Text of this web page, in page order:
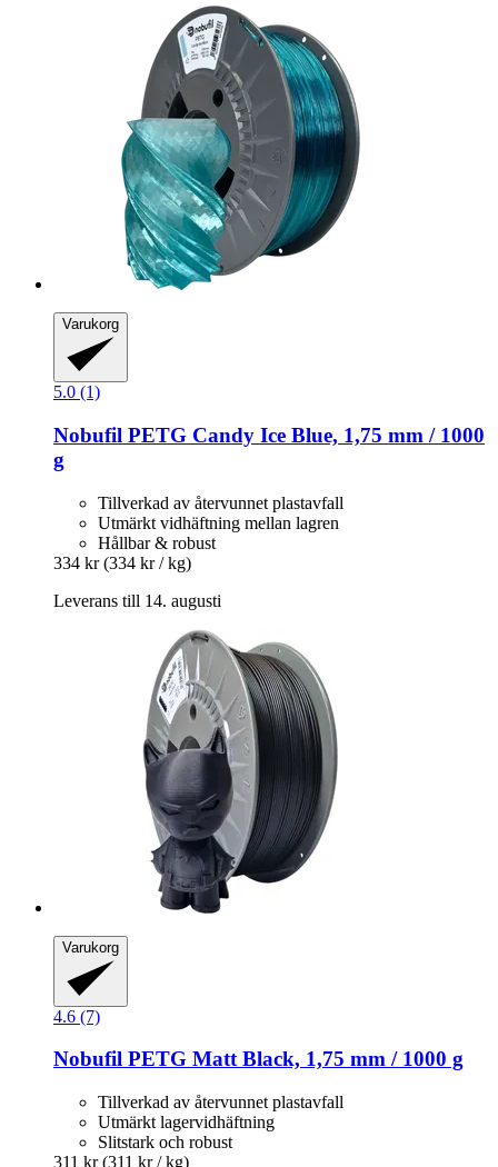
Varukorg
5.0 (1)
Nobufil PETG Candy Ice Blue, 1,75 mm / 1000
g
Tillverkad av återvunnet plastavfall
Utmärkt vidhäftning mellan lagren
Hållbar & robust
334 kr (334 kr / kg)
Leverans till 14. augusti
Varukorg
4.6 (7)
Nobufil PETG Matt Black, 1,75 mm / 1000 g
Tillverkad av återvunnet plastavfall
Utmärkt lagervidhäftning
Slitstark och robust
311 kr (311 kr / kg)